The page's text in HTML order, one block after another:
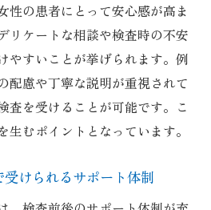
性の患者にとって安心感が高ま
リケートな相談や検査時の不安
やすいことが挙げられます。例
配慮や丁寧な説明が重視されて
査を受けることが可能です。こ
生むポイントとなっています。
けられるサポート体制